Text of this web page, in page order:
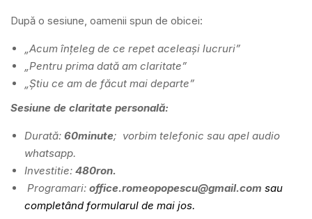
După o sesiune, oamenii spun de obicei:
„Acum înțeleg de ce repet aceleași lucruri”
„Pentru prima dată am claritate”
„Știu ce am de făcut mai departe”
Sesiune de claritate personală:
Durată: 60minute; vorbim telefonic sau apel audio
whatsapp.
Investitie: 480ron.
Programari: office.romeopopescu@gmail.com sau
completând formularul de mai jos.